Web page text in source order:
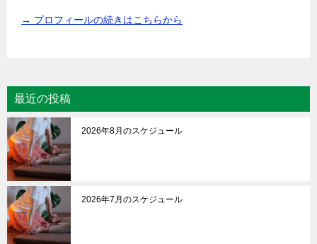
→ プロフィールの続きはこちらから
最近の投稿
2026年8月のスケジュール
2026年7月のスケジュール